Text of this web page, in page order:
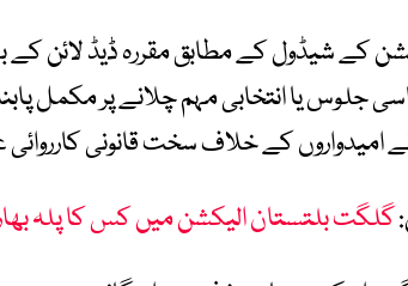
کے شیڈول کے مطابق مقررہ ڈیڈ لائن کے
جلوس یا انتخابی مہم چلانے پر مکمل
امیدواروں کے خلاف سخت قانونی
گلگت بلتستان الیکشن میں کس کا پلہ